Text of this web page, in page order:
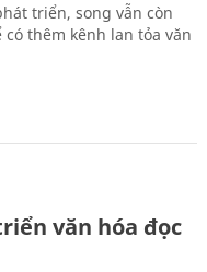
triển, song vẫn còn
thêm kênh lan tỏa văn
văn hóa đọc